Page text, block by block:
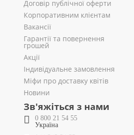
Договір публічної оферти
Корпоративним клієнтам
Вакансії
Гарантії та повернення
грошей
Акції
Індивідуальне замовлення
Міфи про доставку квітів
Новини
Зв'яжіться з нами
0 800 21 54 55
Україна